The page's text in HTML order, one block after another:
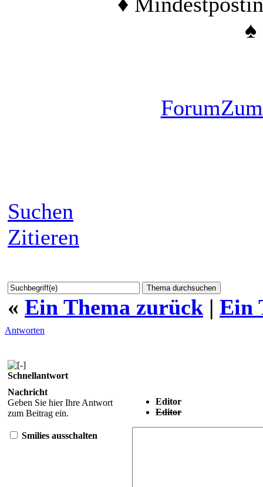
♠
Forum
Suchen
Zitieren
« Ein Thema zurück | Ein
Antworten
Schnellantwort
Nachricht
Geben Sie hier Ihre Antwort
zum Beitrag ein.
Smilies ausschalten
Editor
Editor